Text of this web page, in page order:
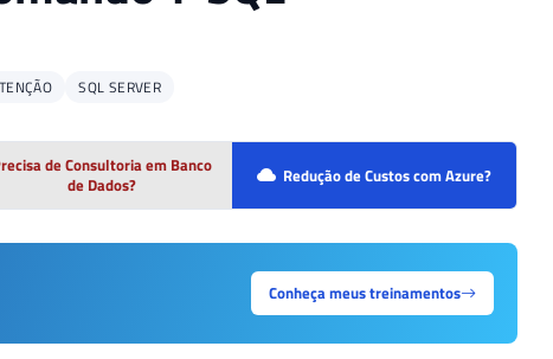
SQL SERVER
de Consultoria em Banco
de Dados?
Redução de Custos com Azure?
Conheça meus treinamentos